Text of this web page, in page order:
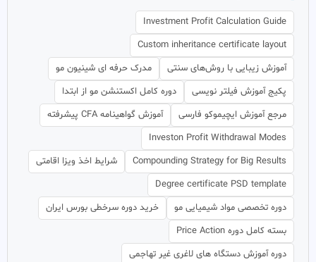
Investment Profit Calculation Guide
Custom inheritance certificate layout
آموزش زیبایی با روش‌های سنتی
مدرک حرفه ای شینیون مو
پکیج آموزش فیلتر نویسی
دوره کامل اکستنشن مو از ابتدا
مرجع آموزش ایچیموکو فارسی
آموزش گواهینامه CFA پیشرفته
Investon Profit Withdrawal Modes
Compounding Strategy for Big Results
شرایط اخذ ویزا اقامتی
Degree certificate PSD template
دوره تخصصی مواد شیمیایی مو
خرید دوره سرخطی بورس ایران
بسته کامل دوره Price Action
دوره آموزش دستگاه های لاغری غیر تهاجمی